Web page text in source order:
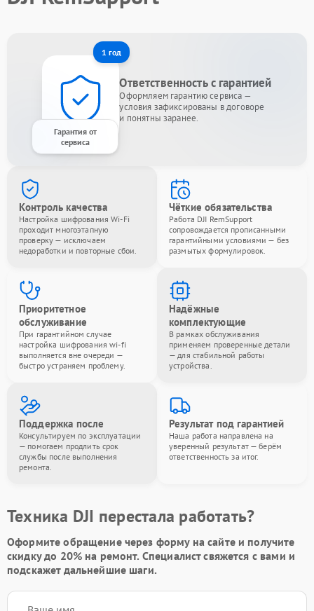
1 год
Гарантия от
сервиса
Ответственность с гарантией
Оформляем гарантию сервиса —
условия зафиксированы в договоре
и понятны заранее.
Контроль качества
Настройка шифрования Wi-Fi
проходит многоэтапную
проверку — исключаем
недоработки и повторные сбои.
Чёткие обязательства
Работа DJI RemSupport
сопровождается прописанными
гарантийными условиями — без
размытых формулировок.
Приоритетное
обслуживание
При гарантийном случае
настройка шифрования wi-fi
выполняется вне очереди —
быстро устраняем проблему.
Надёжные
комплектующие
В рамках обслуживания
применяем проверенные детали
— для стабильной работы
устройства.
Поддержка после
Консультируем по эксплуатации
— помогаем продлить срок
службы после выполнения
ремонта.
Результат под гарантией
Наша работа направлена на
уверенный результат — берём
ответственность за итог.
Техника DJI перестала работать?
Оформите обращение через форму на сайте и получите
скидку до 20%на ремонт. Специалист свяжется с вами и
подскажет дальнейшие шаги.